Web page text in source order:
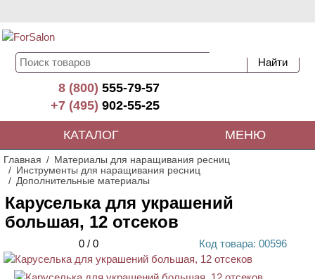
8 (800)555-79-57
+7 (495)902-55-25
КАТАЛОГ МЕНЮ
Главная
Материалы для наращивания ресниц
Инструменты для наращивания ресниц
Дополнительные материалы
Каруселька для украшений
большая, 12 отсеков
0 / 0 Код товара: 00596